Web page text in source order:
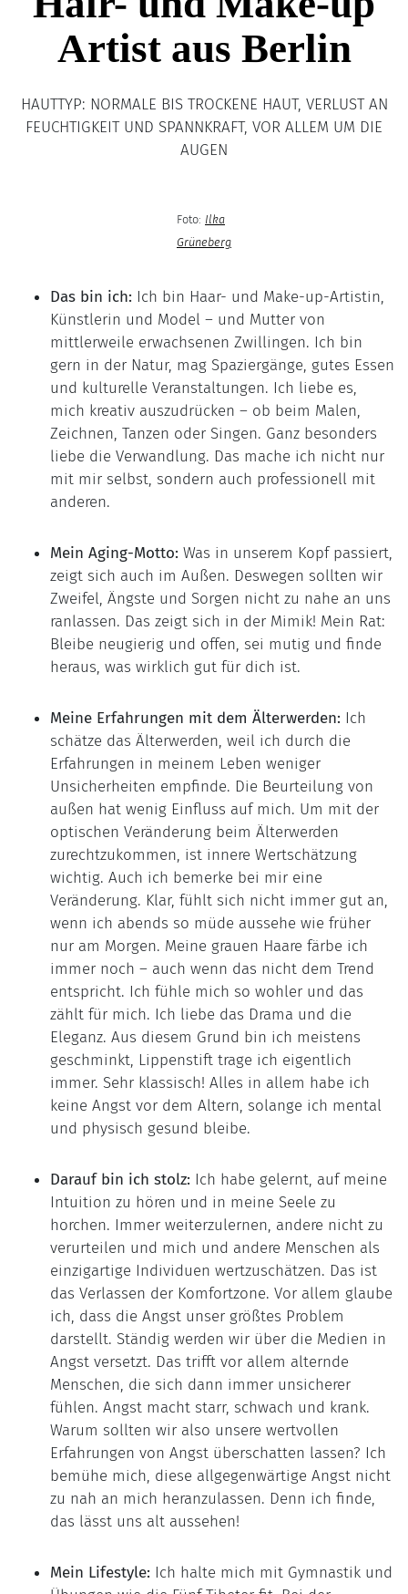
Artist aus Berlin
HAUTTYP: NORMALE BIS TROCKENE HAUT, VERLUST AN
FEUCHTIGKEIT UND SPANNKRAFT, VOR ALLEM UM DIE
AUGEN
Foto: Ilka
Grüneberg
Das bin ich: Ich bin Haar- und Make-up-Artistin,
Künstlerin und Model – und Mutter von
mittlerweile erwachsenen Zwillingen. Ich bin
gern in der Natur, mag Spaziergänge, gutes Essen
und kulturelle Veranstaltungen. Ich liebe es,
mich kreativ auszudrücken – ob beim Malen,
Zeichnen, Tanzen oder Singen. Ganz besonders
liebe die Verwandlung. Das mache ich nicht nur
mit mir selbst, sondern auch professionell mit
anderen.
Mein Aging-Motto: Was in unserem Kopf passiert,
zeigt sich auch im Außen. Deswegen sollten wir
Zweifel, Ängste und Sorgen nicht zu nahe an uns
ranlassen. Das zeigt sich in der Mimik! Mein Rat:
Bleibe neugierig und offen, sei mutig und finde
heraus, was wirklich gut für dich ist.
Meine Erfahrungen mit dem Älterwerden: Ich
schätze das Älterwerden, weil ich durch die
Erfahrungen in meinem Leben weniger
Unsicherheiten empfinde. Die Beurteilung von
außen hat wenig Einfluss auf mich. Um mit der
optischen Veränderung beim Älterwerden
zurechtzukommen, ist innere Wertschätzung
wichtig. Auch ich bemerke bei mir eine
Veränderung. Klar, fühlt sich nicht immer gut an,
wenn ich abends so müde aussehe wie früher
nur am Morgen. Meine grauen Haare färbe ich
immer noch – auch wenn das nicht dem Trend
entspricht. Ich fühle mich so wohler und das
zählt für mich. Ich liebe das Drama und die
Eleganz. Aus diesem Grund bin ich meistens
geschminkt, Lippenstift trage ich eigentlich
immer. Sehr klassisch! Alles in allem habe ich
keine Angst vor dem Altern, solange ich mental
und physisch gesund bleibe.
Darauf bin ich stolz: Ich habe gelernt, auf meine
Intuition zu hören und in meine Seele zu
horchen. Immer weiterzulernen, andere nicht zu
verurteilen und mich und andere Menschen als
einzigartige Individuen wertzuschätzen. Das ist
das Verlassen der Komfortzone. Vor allem glaube
ich, dass die Angst unser größtes Problem
darstellt. Ständig werden wir über die Medien in
Angst versetzt. Das trifft vor allem alternde
Menschen, die sich dann immer unsicherer
fühlen. Angst macht starr, schwach und krank.
Warum sollten wir also unsere wertvollen
Erfahrungen von Angst überschatten lassen? Ich
bemühe mich, diese allgegenwärtige Angst nicht
zu nah an mich heranzulassen. Denn ich finde,
das lässt uns alt aussehen!
Mein Lifestyle: Ich halte mich mit Gymnastik und